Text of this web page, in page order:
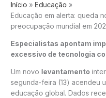
Início
Educação
Educação em alerta: queda
preocupação mundial em
Especialistas apontam
excessivo de tecnologia
Um novo levantamento
segunda-feira (13) acendeu
educação global. Dados